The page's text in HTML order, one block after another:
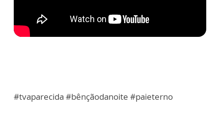
#tvaparecida #bênçãodanoite #paieterno